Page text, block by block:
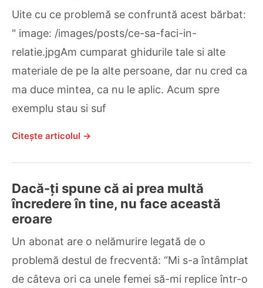
Uite cu ce problemă se confruntă acest bărbat:
" image: /images/posts/ce-sa-faci-in-
relatie.jpgAm cumparat ghidurile tale si alte
materiale de pe la alte persoane, dar nu cred ca
ma duce mintea, ca nu le aplic. Acum spre
exemplu stau si suf
Citește articolul →
Dacă-ți spune că ai prea multă
încredere în tine, nu face această
eroare
Un abonat are o nelămurire legată de o
problemă destul de frecventă: “Mi s-a întâmplat
de câteva ori ca unele femei să-mi replice într-o